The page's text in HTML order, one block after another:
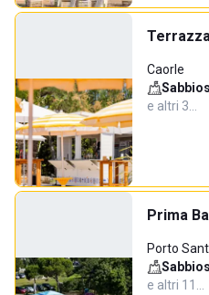
Caorle
e altri 3…
Prima
Porto
e altri 11…